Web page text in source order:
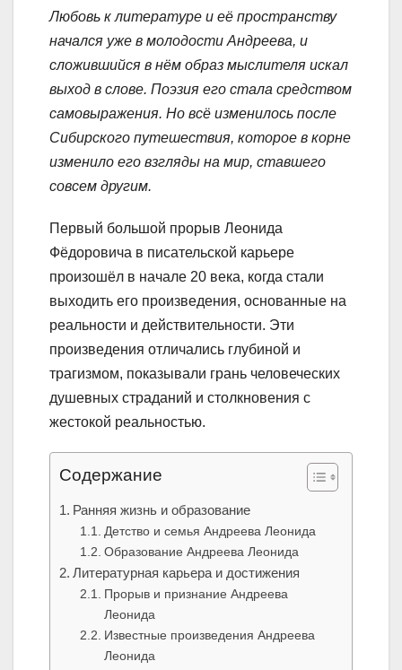
Любовь к литературе и её пространству
начался уже в молодости Андреева, и
сложившийся в нём образ мыслителя искал
выход в слове. Поэзия его стала средством
самовыражения. Но всё изменилось после
Сибирского путешествия, которое в корне
изменило его взгляды на мир, ставшего
совсем другим.
Первый большой прорыв Леонида
Фёдоровича в писательской карьере
произошёл в начале 20 века, когда стали
выходить его произведения, основанные на
реальности и действительности. Эти
произведения отличались глубиной и
трагизмом, показывали грань человеческих
душевных страданий и столкновения с
жестокой реальностью.
Содержание
Ранняя жизнь и образование
Детство и семья Андреева Леонида
Образование Андреева Леонида
Литературная карьера и достижения
Прорыв и признание Андреева
Леонида
Известные произведения Андреева
Леонида